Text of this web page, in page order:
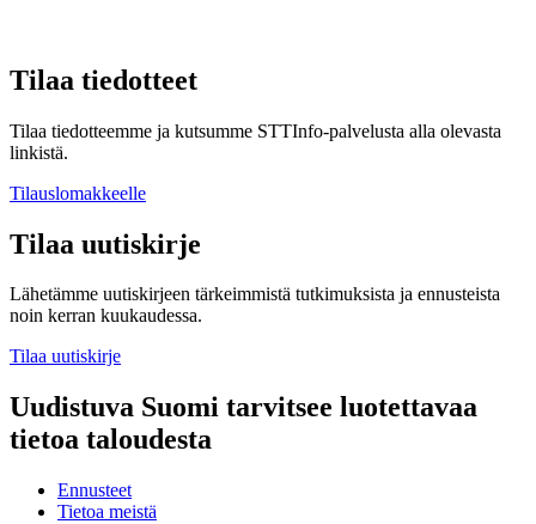
Tilaa tiedotteet
Tilaa tiedotteemme ja kutsumme STTInfo-palvelusta alla olevasta
linkistä.
Tilauslomakkeelle
Tilaa uutiskirje
Lähetämme uutiskirjeen tärkeimmistä tutkimuksista ja ennusteista
noin kerran kuukaudessa.
Tilaa uutiskirje
Uudistuva Suomi tarvitsee luotettavaa
tietoa taloudesta
Ennusteet
Tietoa meistä